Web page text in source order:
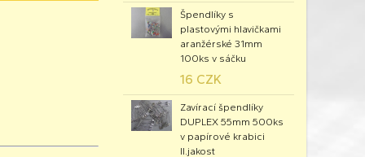
Špendlíky s
plastovými hlavičkami
aranžérské 31mm
100ks v sáčku
16 CZK
Zavírací špendlíky
DUPLEX 55mm 500ks
v papírové krabici
II.jakost